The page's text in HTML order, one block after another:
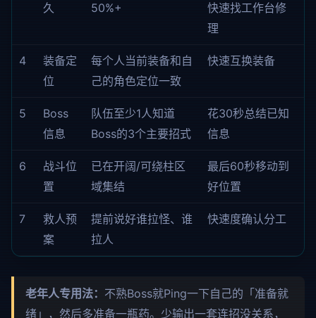
久
50%+
快速找工作台修
理
4
装备定
位
每个人当前装备和自
己的角色定位一致
快速互换装备
5
Boss
信息
队伍至少1人知道
Boss的3个主要招式
花30秒总结已知
信息
6
战斗位
置
已在开阔/可绕柱区
域集结
最后60秒移动到
好位置
7
救人预
案
提前说好谁拉怪、谁
拉人
快速度确认分工
老年人专用法： 不熟Boss就Ping一下自己的「准备就
绪」，然后多准备一瓶药。少输出一套连招没关系，